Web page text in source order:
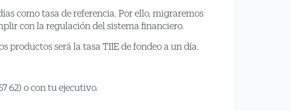
como tasa de referencia. Por ello, migraremos
con la regulación del sistema financiero.
productos será la tasa TIIE de fondeo a un día.
62) o con tu ejecutivo.